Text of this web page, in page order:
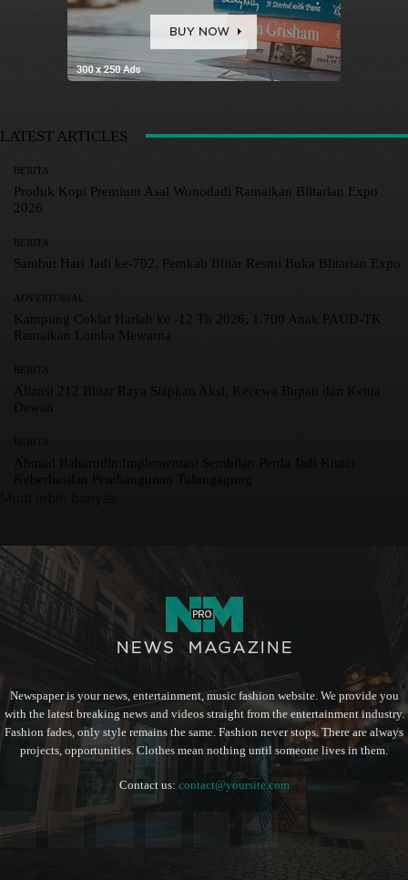
LATEST ARTICLES
BERITA
Produk Kopi Premium Asal Wonodadi Ramaikan Blitarian Expo
2026
BERITA
Sambut Hari Jadi ke-702, Pemkab Blitar Resmi Buka Blitarian Expo
ADVERTORIAL
Kampung Coklat Harlah ke -12 Th 2026, 1.700 Anak PAUD-TK
Ramaikan Lomba Mewarna
BERITA
Aliansi 212 Blitar Raya Siapkan Aksi, Kecewa Bupati dan Ketua
Dewan
Newspaper is your news, entertainment, music fashion website. We provide you
with the latest breaking news and videos straight from the entertainment industry.
Fashion fades, only style remains the same. Fashion never stops. There are always
projects, opportunities. Clothes mean nothing until someone lives in them.
Contact us: contact@yoursite.com